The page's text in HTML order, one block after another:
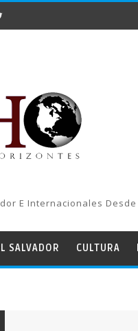
E Internacionales
SALVADOR CULTURA